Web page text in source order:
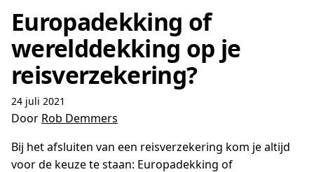
Europadekking of
werelddekking op je
reisverzekering?
24 juli 2021
Door Rob Demmers
Bij het afsluiten van een reisverzekering kom je altijd
voor de keuze te staan: Europadekking of